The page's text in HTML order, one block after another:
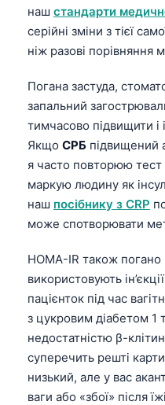
наш стандарти
серійні зміни з тієї
ніж разові порівняння
Погана застуда,
запальний
тимчасово підвищити і
Якщо СРБ підвищений
я часто повторюю тест
маркую людину як
наш посібнику з CRP
може спотворювати
HOMA-IR також погано
використовують
пацієнток під час
з цукровим діабетом 1
недостатністю β-
суперечить решті
низький, але у вас
ваги або «збої» після